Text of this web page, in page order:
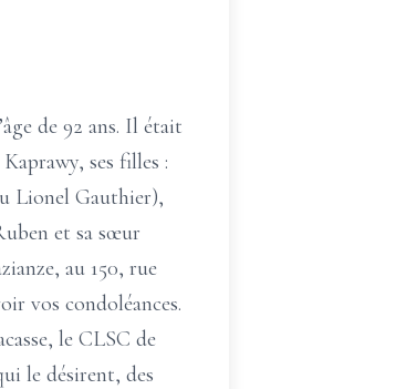
de 92 ans. Il était
ses filles :
Lionel Gauthier),
et sa sœur
au 150, rue
vos condoléances.
le CLSC de
le désirent, des